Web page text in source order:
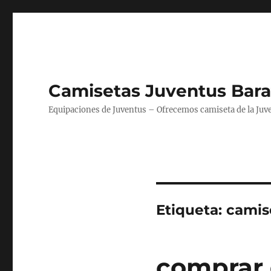
Camisetas Juventus
Equipaciones de Juventus – Ofrecemos camiseta de la
Etiqueta: